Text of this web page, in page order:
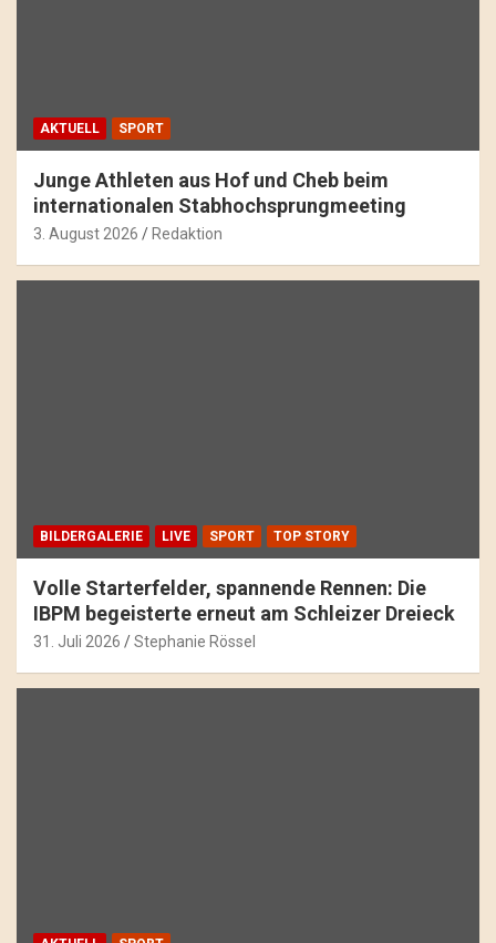
AKTUELL SPORT
Junge Athleten aus Hof und Cheb beim
internationalen Stabhochsprungmeeting
3. August 2026 Redaktion
BILDERGALERIE LIVE SPORT TOP STORY
Volle Starterfelder, spannende Rennen: Die
IBPM begeisterte erneut am Schleizer Dreieck
31. Juli 2026 Stephanie Rössel